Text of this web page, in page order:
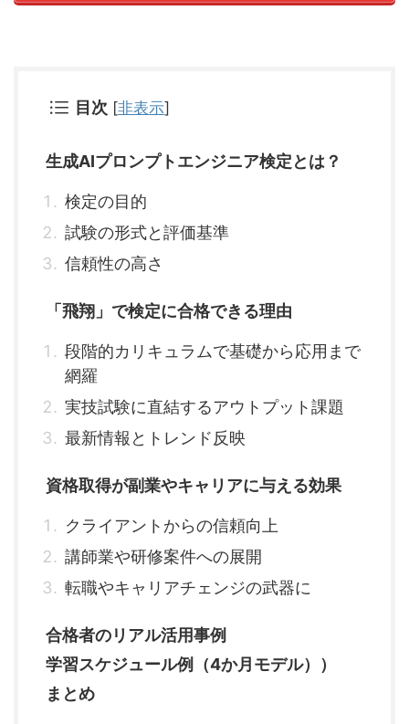
目次 [非表示]
生成AIプロンプトエンジニア検定とは？
検定の目的
試験の形式と評価基準
信頼性の高さ
「飛翔」で検定に合格できる理由
段階的カリキュラムで基礎から応用まで
網羅
実技試験に直結するアウトプット課題
最新情報とトレンド反映
資格取得が副業やキャリアに与える効果
クライアントからの信頼向上
講師業や研修案件への展開
転職やキャリアチェンジの武器に
合格者のリアル活用事例
学習スケジュール例（4か月モデル））
まとめ